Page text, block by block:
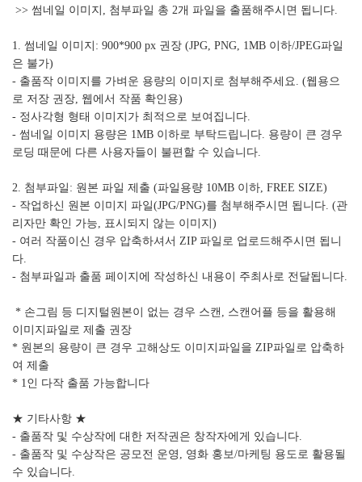
>> 썸네일 이미지, 첨부파일 총 2개 파일을 출품해주시면 됩니다.
1. 썸네일 이미지: 900*900 px 권장 (JPG, PNG, 1MB 이하/JPEG파일
은 불가)
- 출품작 이미지를 가벼운 용량의 이미지로 첨부해주세요. (웹용으
로 저장 권장, 웹에서 작품 확인용)
- 정사각형 형태 이미지가 최적으로 보여집니다.
- 썸네일 이미지 용량은 1MB 이하로 부탁드립니다. 용량이 큰 경우
로딩 때문에 다른 사용자들이 불편할 수 있습니다.
2. 첨부파일: 원본 파일 제출 (파일용량 10MB 이하, FREE SIZE)
- 작업하신 원본 이미지 파일(JPG/PNG)를 첨부해주시면 됩니다. (관
리자만 확인 가능, 표시되지 않는 이미지)
- 여러 작품이신 경우 압축하셔서 ZIP 파일로 업로드해주시면 됩니
다.
- 첨부파일과 출품 페이지에 작성하신 내용이 주최사로 전달됩니다.
* 손그림 등 디지털원본이 없는 경우 스캔, 스캔어플 등을 활용해
이미지파일로 제출 권장
* 원본의 용량이 큰 경우 고해상도 이미지파일을 ZIP파일로 압축하
여 제출
* 1인 다작 출품 가능합니다
★ 기타사항 ★
- 출품작 및 수상작에 대한 저작권은 창작자에게 있습니다.
- 출품작 및 수상작은 공모전 운영, 영화 홍보/마케팅 용도로 활용될
수 있습니다.